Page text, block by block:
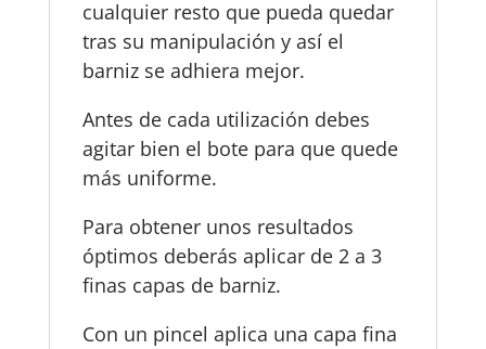
cualquier resto que pueda quedar
tras su manipulación y así el
barniz se adhiera mejor.
Antes de cada utilización debes
agitar bien el bote para que quede
más uniforme.
Para obtener unos resultados
óptimos deberás aplicar de 2 a 3
finas capas de barniz.
Con un pincel aplica una capa fina